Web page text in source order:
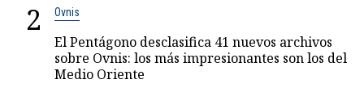
2 Ovnis
El Pentágono desclasifica 41 nuevos archivos
sobre Ovnis: los más impresionantes son los del
Medio Oriente